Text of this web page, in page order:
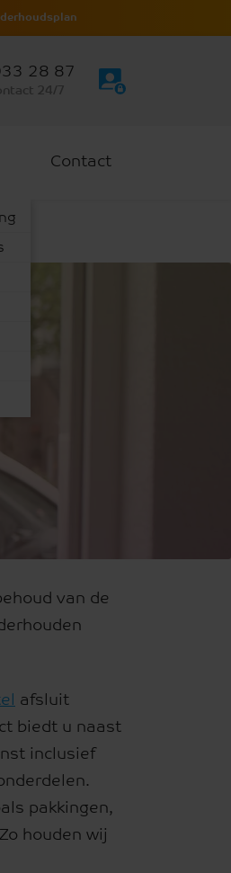
28 87
24/7
Contact
van de
afsluit
biedt u naast
inclusief
pakkingen,
houden wij